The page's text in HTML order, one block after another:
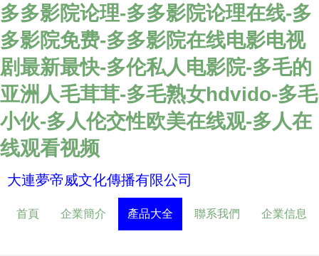
多多影院论理-多多影院论理在线-多
多影院免费-多多影院在线电影电视
剧最新最快-多伦私人电影院-多毛的
亚洲人毛茸茸-多毛熟女hdvido-多毛
小伙-多人伦交性欧美在线观-多人在
线观看视频
大連夢帝威文化傳播有限公司
首頁 企業簡介 產品大全 聯系我們 企業信息